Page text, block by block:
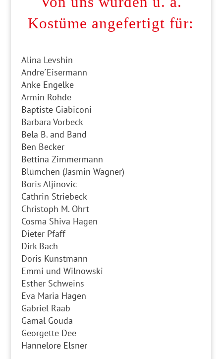
Kostüme angefertigt für:
Alina Levshin
Andre´Eisermann
Anke Engelke
Armin Rohde
Baptiste Giabiconi
Barbara Vorbeck
Bela B. and Band
Ben Becker
Bettina Zimmermann
Blümchen (Jasmin Wagner)
Boris Aljinovic
Cathrin Striebeck
Christoph M. Ohrt
Cosma Shiva Hagen
Dieter Pfaff
Dirk Bach
Doris Kunstmann
Emmi und Wilnowski
Esther Schweins
Eva Maria Hagen
Gabriel Raab
Gamal Gouda
Georgette Dee
Hannelore Elsner